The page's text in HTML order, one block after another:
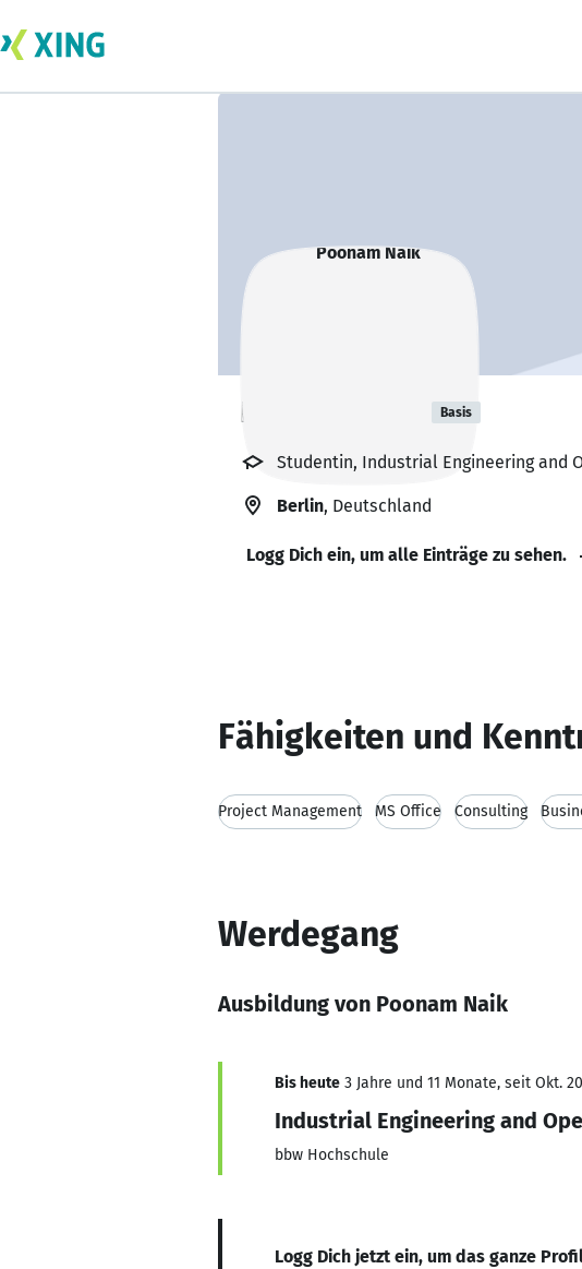
Poonam Naik Basis
Studentin, Industrial Engineering and
Berlin, Deutschland
Logg Dich ein, um alle Einträge zu sehen.
Fähigkeiten und
Project Management MS Office Consulting
Werdegang
Ausbildung von Poonam Naik
Bis heute 3 Jahre und 11 Monate, seit Okt.
Industrial Engineering and
bbw Hochschule
Logg Dich jetzt ein, um das ganze